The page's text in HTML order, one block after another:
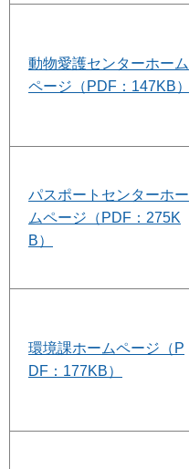
動物愛護センターホーム
ページ（PDF：147KB）
パスポートセンターホー
ムページ（PDF：275K
B）
環境課ホームページ（P
DF：177KB）